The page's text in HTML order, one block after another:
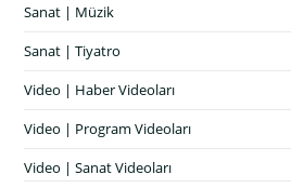
Sanat | Müzik
Sanat | Tiyatro
Video | Haber Videoları
Video | Program Videoları
Video | Sanat Videoları